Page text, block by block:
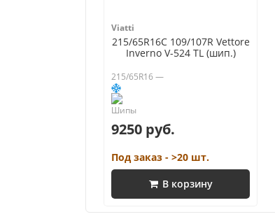
Viatti
215/65R16C 109/107R Vettore
Inverno V-524 TL (шип.)
215/65R16 —
9250 руб.
Под заказ - >20 шт.
В корзину